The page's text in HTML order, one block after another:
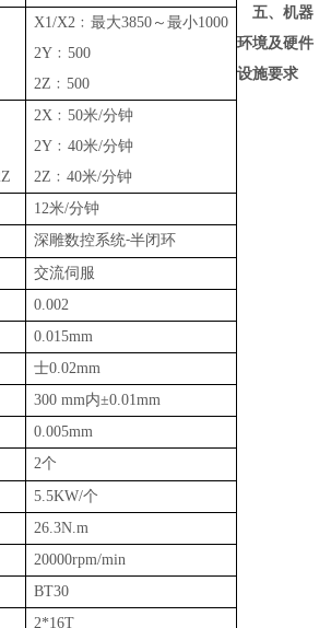
X1/X2﹕最大3850～最小1000
2Y﹕500
2Z﹕500
2X﹕50米/分钟
2Y﹕40米/分钟
2Z﹕40米/分钟
12米/分钟
深雕数控系统-半闭环
交流伺服
0.002
0.015mm
士0.02mm
300 mm内±0.01mm
0.005mm
2个
5.5KW/个
26.3N.m
20000rpm/min
BT30
2*16T
五、机器
环境及硬件
设施要求